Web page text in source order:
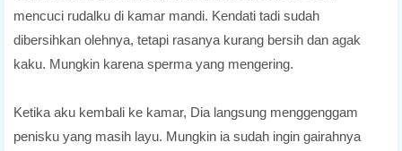
mencuci rudalku di kamar mandi. Kendati tadi sudah
dibersihkan olehnya, tetapi rasanya kurang bersih dan agak
kaku. Mungkin karena sperma yang mengering.
Ketika aku kembali ke kamar, Dia langsung menggenggam
penisku yang masih layu. Mungkin ia sudah ingin gairahnya